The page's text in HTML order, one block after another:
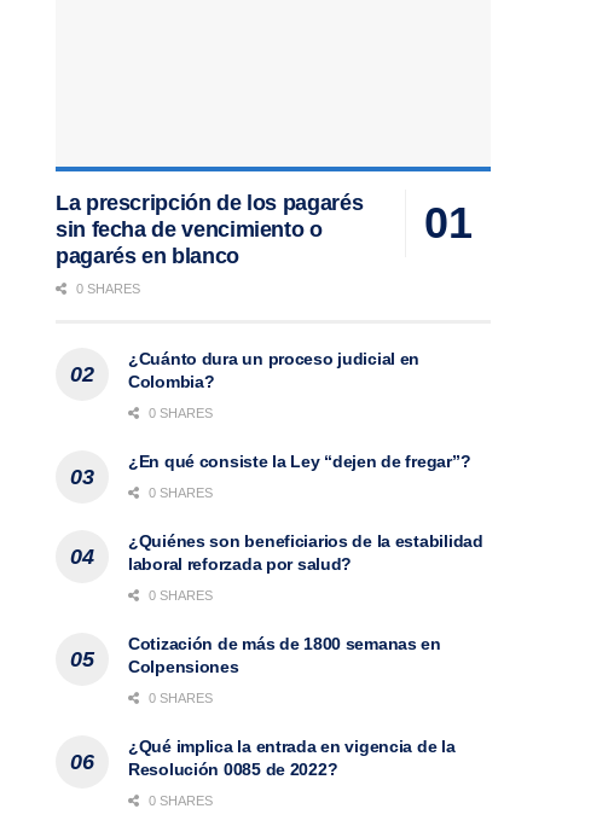
La prescripción de los pagarés
sin fecha de vencimiento o
pagarés en blanco
0 SHARES
¿Cuánto dura un proceso judicial en
Colombia?
0 SHARES
¿En qué consiste la Ley “dejen de fregar”?
0 SHARES
¿Quiénes son beneficiarios de la estabilidad
laboral reforzada por salud?
0 SHARES
Cotización de más de 1800 semanas en
Colpensiones
0 SHARES
¿Qué implica la entrada en vigencia de la
Resolución 0085 de 2022?
0 SHARES